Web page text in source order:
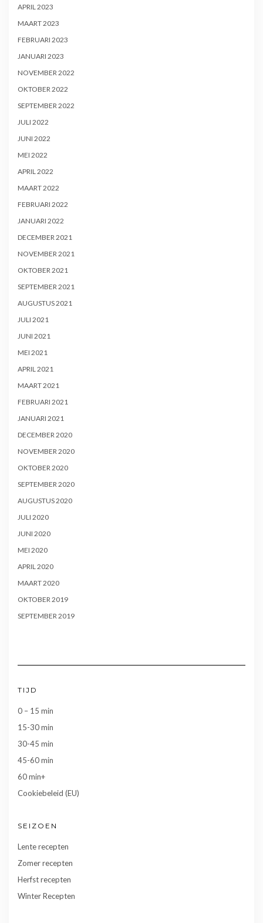
APRIL 2023
MAART 2023
FEBRUARI 2023
JANUARI 2023
NOVEMBER 2022
OKTOBER 2022
SEPTEMBER 2022
JULI 2022
JUNI 2022
MEI 2022
APRIL 2022
MAART 2022
FEBRUARI 2022
JANUARI 2022
DECEMBER 2021
NOVEMBER 2021
OKTOBER 2021
SEPTEMBER 2021
AUGUSTUS 2021
JULI 2021
JUNI 2021
MEI 2021
APRIL 2021
MAART 2021
FEBRUARI 2021
JANUARI 2021
DECEMBER 2020
NOVEMBER 2020
OKTOBER 2020
SEPTEMBER 2020
AUGUSTUS 2020
JULI 2020
JUNI 2020
MEI 2020
APRIL 2020
MAART 2020
OKTOBER 2019
SEPTEMBER 2019
TIJD
0 – 15 min
15-30 min
30-45 min
45-60 min
60 min+
Cookiebeleid (EU)
SEIZOEN
Lente recepten
Zomer recepten
Herfst recepten
Winter Recepten